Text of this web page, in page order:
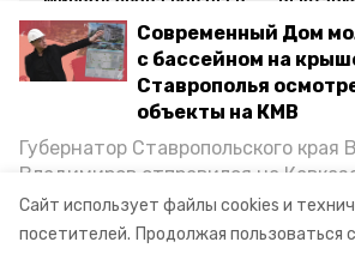
Сайт использует файлы cookies и
посетителей. Продолжая пользоваться
Современный Дом
с бассейном на
Ставрополья
объекты на КМВ
Губернатор Ставропольского края
Владимиров отправился на
Минеральные Воды, чтобы
строительство объектов в
Книгу рекордов России
тысяч
неделю
Все новости
минводы